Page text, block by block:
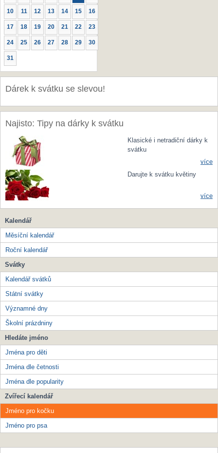
10 11 12 13 14 15 16
17 18 19 20 21 22 23
24 25 26 27 28 29 30
31
Dárek k svátku se slevou!
Najisto: Tipy na dárky k svátku
Klasické i netradiční dárky k
svátku
více
Darujte k svátku květiny
více
Kalendář
Měsíční kalendář
Roční kalendář
Svátky
Kalendář svátků
Státní svátky
Významné dny
Školní prázdniny
Hledáte jméno
Jména pro děti
Jména dle četnosti
Jména dle popularity
Zvířecí kalendář
Jméno pro kočku
Jméno pro psa